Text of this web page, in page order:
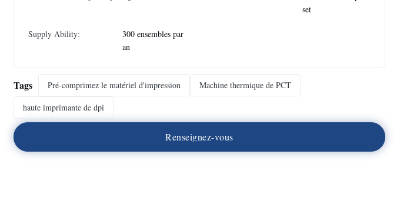
set
Supply Ability:
300 ensembles par
an
Tags Pré-comprimez le matériel d'impression
Machine thermique de PCT
haute imprimante de dpi
Renseignez-vous